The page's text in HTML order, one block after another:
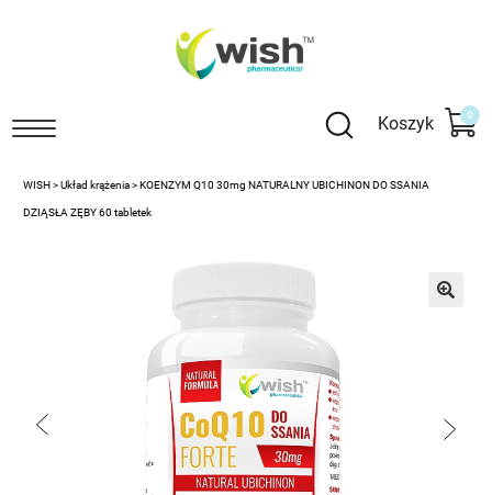
0
Koszyk
WISH>Układ krążenia>KOENZYM Q10 30mg NATURALNY UBICHINON DO SSANIA
DZIĄSŁA ZĘBY 60 tabletek